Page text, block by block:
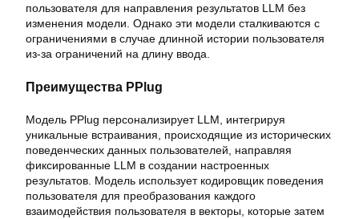
пользователя для направления результатов LLM без
изменения модели. Однако эти модели сталкиваются с
ограничениями в случае длинной истории пользователя
из-за ограничений на длину ввода.
Преимущества PPlug
Модель PPlug персонализирует LLM, интегрируя
уникальные встраивания, происходящие из исторических
поведенческих данных пользователей, направляя
фиксированные LLM в создании настроенных
результатов. Модель использует кодировщик поведения
пользователя для преобразования каждого
взаимодействия пользователя в векторы, которые затем